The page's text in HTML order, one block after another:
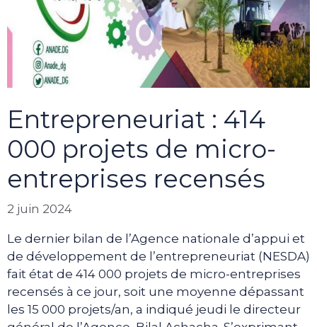
Entrepreneuriat : 414
000 projets de micro-
entreprises recensés
2 juin 2024
Le dernier bilan de l’Agence nationale d’appui et
de développement de l’entrepreneuriat (NESDA)
fait état de 414 000 projets de micro-entreprises
recensés à ce jour, soit une moyenne dépassant
les 15 000 projets/an, a indiqué jeudi le directeur